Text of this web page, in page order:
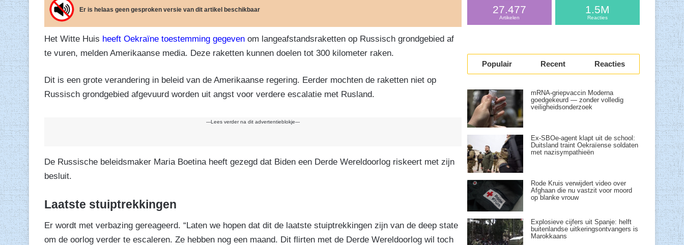
e
b
o
k
e
dI
n
gr
a
s
A
n
Er is helaas geen gesproken versie van dit artikel beschikbaar
Het Witte Huis heeft Oekraïne toestemming gegeven om langeafstandsraketten op Russisch grondgebied af
te vuren, melden Amerikaanse media. Deze raketten kunnen doelen tot 300 kilometer raken.
Dit is een grote verandering in beleid van de Amerikaanse regering. Eerder mochten de raketten niet op
Russisch grondgebied afgevuurd worden uit angst voor verdere escalatie met Rusland.
---Lees verder na dit advertentieblokje---
De Russische beleidsmaker Maria Boetina heeft gezegd dat Biden een Derde Wereldoorlog riskeert met zijn
besluit.
Laatste stuiptrekkingen
Er wordt met verbazing gereageerd. “Laten we hopen dat dit de laatste stuiptrekkingen zijn van de deep state
om de oorlog verder te escaleren. Ze hebben nog een maand. Dit flirten met de Derde Wereldoorlog wil toch
27.477
Artikelen
1.5M
Reacties
Populair Recent Reacties
mRNA-griepvaccin Moderna
goedgekeurd — zonder volledig
veiligheidsonderzoek
Ex-SBOe-agent klapt uit de school:
Duitsland traint Oekraïense soldaten
met nazisympathieën
Rode Kruis verwijdert video over
Afghaan die nu vastzit voor moord
op blanke vrouw
Explosieve cijfers uit Spanje: helft
buitenlandse uitkeringsontvangers is
Marokkaans